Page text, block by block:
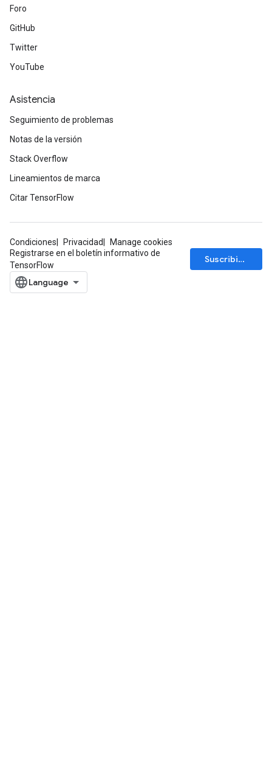
Foro
GitHub
Twitter
YouTube
Asistencia
Seguimiento de problemas
Notas de la versión
Stack Overflow
Lineamientos de marca
Citar TensorFlow
Condiciones Privacidad
Manage cookies
Registrarse en el boletín informativo de
TensorFlow
Suscribirse